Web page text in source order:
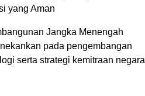
yang Aman
Jangka Menengah
pada pengembangan
serta strategi kemitraan negara